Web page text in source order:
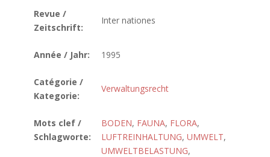
Revue /
Zeitschrift:
Inter nationes
Année / Jahr: 1995
Catégorie /
Kategorie:
Verwaltungsrecht
Mots clef /
Schlagworte:
BODEN, FAUNA, FLORA,
LUFTREINHALTUNG, UMWELT,
UMWELTBELASTUNG,